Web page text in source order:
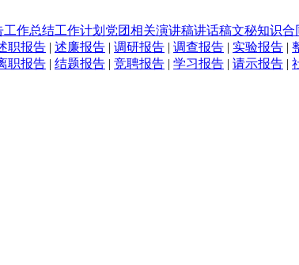
工作总结工作计划 党团相关演讲稿讲话稿文秘知识合
职报告 | 述廉报告 | 调研报告 | 调查报告 | 实验报告 |
职报告 | 结题报告 | 竞聘报告 | 学习报告 | 请示报告 |